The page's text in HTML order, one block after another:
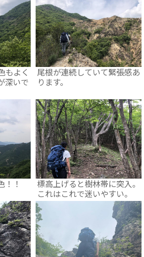
もよく
深いで
尾根が連続していて緊張感あ
ります。
！！
標高上げると樹林帯に突入。
これはこれで迷いやすい。